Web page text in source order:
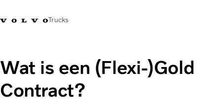
Trucks
Transportoplossingen
CO2-reductie
Wat is een (Flexi-)Gold
Contract?